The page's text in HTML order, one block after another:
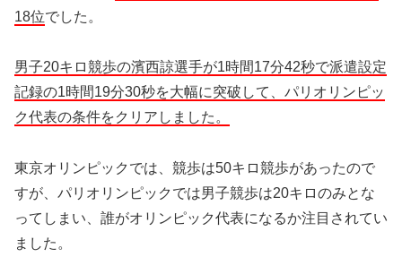
18位でした。
男子20キロ競歩の濱西諒選手が1時間17分42秒で派遣設定
記録の1時間19分30秒を大幅に突破して、パリオリンピッ
ク代表の条件をクリアしました。
東京オリンピックでは、競歩は50キロ競歩があったので
すが、パリオリンピックでは男子競歩は20キロのみとな
ってしまい、誰がオリンピック代表になるか注目されてい
ました。